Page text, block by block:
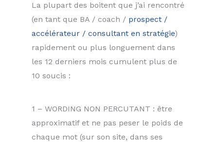
La plupart des boitent que j’ai rencontré
(en tant que BA / coach / prospect /
accélérateur / consultant en stratégie)
rapidement ou plus longuement dans
les 12 derniers mois cumulent plus de
10 soucis :
1 – WORDING NON PERCUTANT : être
approximatif et ne pas peser le poids de
chaque mot (sur son site, dans ses